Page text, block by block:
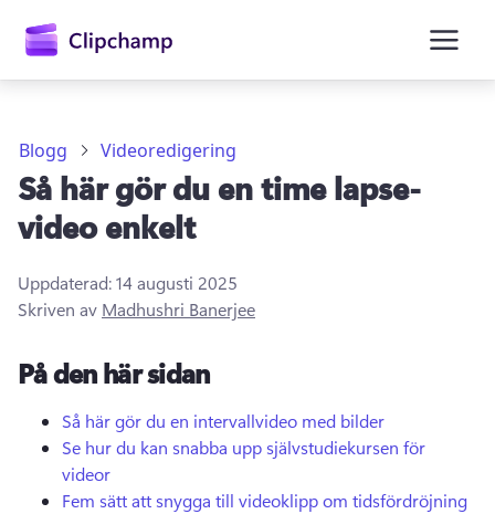
huvudinnehåll
Logga in
Blogg Videoredigering
Så här gör du en time lapse-
video enkelt
Uppdaterad:14 augusti 2025
Skriven av Madhushri Banerjee
På den här sidan
Så här gör du en intervallvideo med bilder
Se hur du kan snabba upp självstudiekursen för
videor
Fem sätt att snygga till videoklipp om tidsfördröjning